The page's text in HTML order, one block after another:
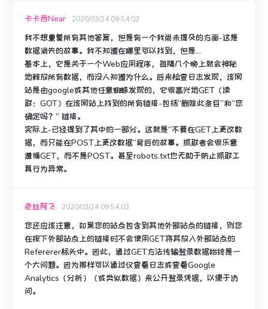
卡卡西Near 2020/03/24 09:54:03
我不想重复所有其他答案，但是有一个我尚未提及的方面-这是
数据消失的故事。 我不知道在哪里可以找到，但是...
基本上，它是关于一个Web应用程序，每隔几个晚上就会神秘
地释放所有数据，而没人知道为什么。 后来检查日志发现，该网
站是由google或其他任意蜘蛛发现的，它很高兴地GET（读
取：GOT）在该网站上找到的所有链接-包括“删除此条目”和“您
确定吗？” 链接。
实际上-已经提到了其中的一部分。 这就是“不要在GET上更改数
据，而只能在POST上更改数据”背后的故事。 抓取者会很乐意
遵循GET，而不是POST。 甚至robots.txt也无助于防止抓取工
具行为异常。
老丝阿飞 2020/03/24 09:54:03
您还应该注意，如果您的站点包含到其他外部站点的链接，则您
在按下外部站点上的链接时不会使用GET将其放入外部站点的
Refererer标头中。 因此，通过GET方法传输登录数据始终是一
个大问题。 因为那样可以通过仅查看日志或查看Google
Analytics（分析）（或类似数据）来公开登录凭据，以便于访
问。